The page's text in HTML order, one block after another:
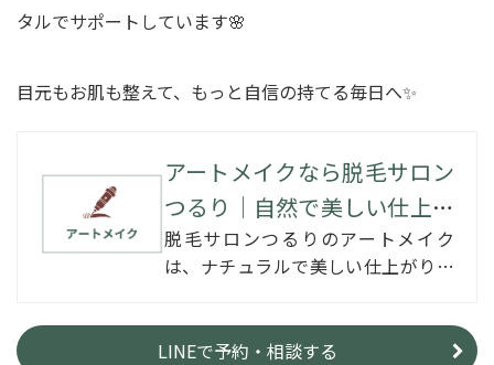
タルでサポートしています🌸
目元もお肌も整えて、もっと自信の持てる毎日へ✨
アートメイクなら脱毛サロン
つるり｜自然で美しい仕上が
りを実現
脱毛サロンつるりのアートメイク
は、ナチュラルで美しい仕上がりが
応。理想のすっぴん美人へ。
LINEで予約・相談する